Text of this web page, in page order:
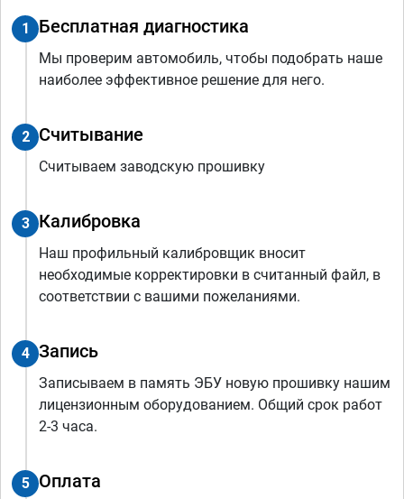
1 Бесплатная диагностика
Мы проверим автомобиль, чтобы подобрать наше
наиболее эффективное решение для него.
2 Считывание
Считываем заводскую прошивку
3 Калибровка
Наш профильный калибровщик вносит
необходимые корректировки в считанный файл, в
соответствии с вашими пожеланиями.
4 Запись
Записываем в память ЭБУ новую прошивку нашим
лицензионным оборудованием. Общий срок работ
2-3 часа.
5 Оплата